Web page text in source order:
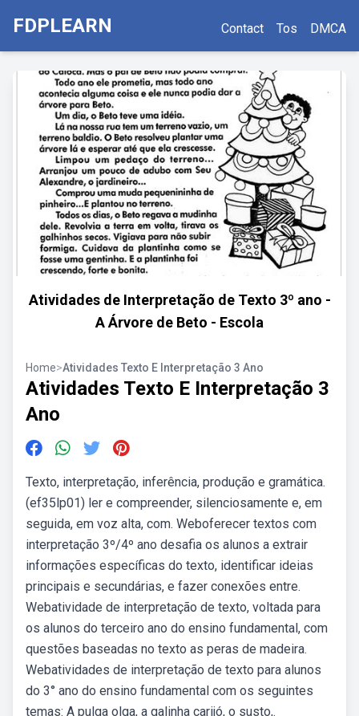
FDPLEARN Contact Tos DMCA
Atividades de Interpretação de Texto 3º ano -
A Árvore de Beto - Escola
Home>Atividades Texto E Interpretação 3 Ano
Atividades Texto E Interpretação 3
Ano
Texto, interpretação, inferência, produção e gramática.
(ef35lp01) ler e compreender, silenciosamente e, em
seguida, em voz alta, com. Weboferecer textos com
interpretação 3º/4º ano desafia os alunos a extrair
informações específicas do texto, identificar ideias
principais e secundárias, e fazer conexões entre.
Webatividade de interpretação de texto, voltada para
os alunos do terceiro ano do ensino fundamental, com
questões baseadas no texto as peras de madeira.
Webatividades de interpretação de texto para alunos
do 3° ano do ensino fundamental com os seguintes
temas: A pulga olga, a galinha carijó, o susto,.